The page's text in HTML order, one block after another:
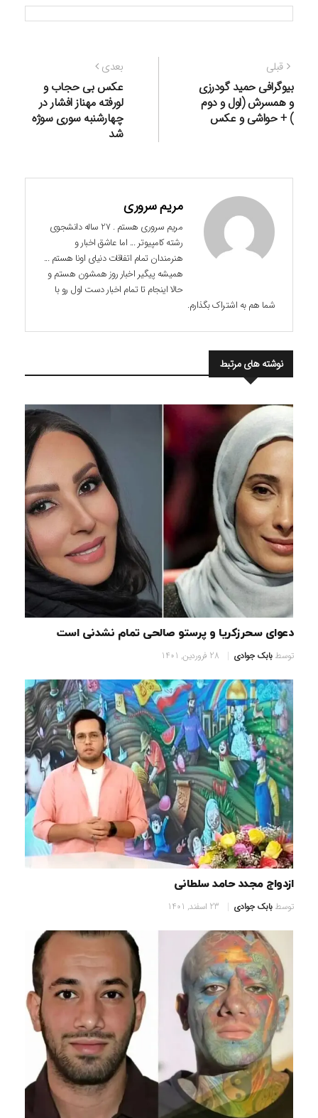
راهبری
نوشته
قبلی
قبلی:
بیوگرافی حمید گودرزی
و همسرش (اول و دوم
) + حواشی و عکس
بعدی
بعدی:
عکس بی حجاب و
لورفته مهناز افشار در
چهارشنبه سوری سوژه
شد
مریم سروری
مریم سروری هستم . 27 ساله دانشجوی
رشته کامپیوتر ... اما عاشق اخبار و
هنرمندان تمام اتفاقات دنیای اونا هستم ...
همیشه پیگیر اخبار روز همشون هستم و
حالا اینجام تا تمام اخبار دست اول رو با
شما هم به اشتراک بگذارم.
نوشته های مرتبط
دعوای سحرزکریا و پرستو صالحی تمام نشدنی است
توسطبابک جوادی 28 فروردین, 1401
ازدواج مجدد حامد سلطانی
توسطبابک جوادی 23 اسفند, 1401